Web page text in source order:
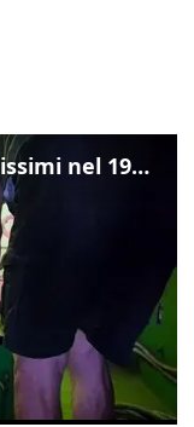
Ecco il tanko usato dai Serenissimi nel 1997 per il blitz a San Marco